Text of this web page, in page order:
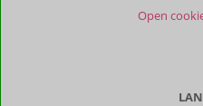
Open